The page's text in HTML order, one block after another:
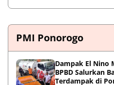
PMI Ponorogo
Dampak El Nino
BPBD Salurkan
Terdampak di